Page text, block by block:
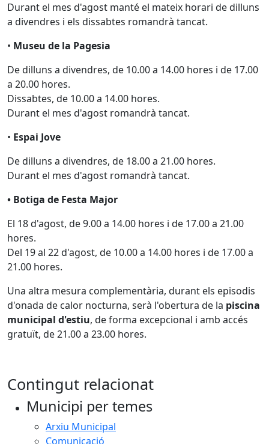
Durant el mes d'agost manté el mateix horari de dilluns
a divendres i els dissabtes romandrà tancat.
• Museu de la Pagesia
De dilluns a divendres, de 10.00 a 14.00 hores i de 17.00
a 20.00 hores.
Dissabtes, de 10.00 a 14.00 hores.
Durant el mes d'agost romandrà tancat.
• Espai Jove
De dilluns a divendres, de 18.00 a 21.00 hores.
Durant el mes d'agost romandrà tancat.
• Botiga de Festa Major
El 18 d'agost, de 9.00 a 14.00 hores i de 17.00 a 21.00
hores.
Del 19 al 22 d'agost, de 10.00 a 14.00 hores i de 17.00 a
21.00 hores.
Una altra mesura complementària, durant els episodis
d'onada de calor nocturna, serà l'obertura de la piscina
municipal d'estiu, de forma excepcional i amb accés
gratuït, de 21.00 a 23.00 hores.
Contingut relacionat
Municipi per temes
Arxiu Municipal
Comunicació